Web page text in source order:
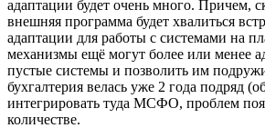
адаптации будет очень много. Причем,
внешняя программа будет хвалиться
адаптации для работы с системами на
механизмы ещё могут более или менее
пустые системы и позволить им
бухгалтерия велась уже 2 года подряд
интегрировать туда МСФО, проблем
количестве.